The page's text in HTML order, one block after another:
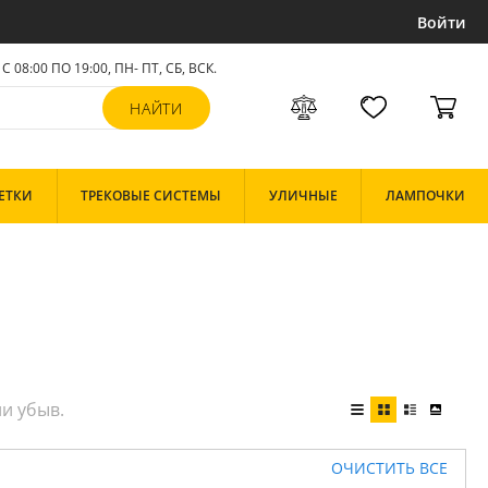
Войти
С 08:00 ПО 19:00, ПН- ПТ, СБ, ВСК.
ТРЕКОВЫЕ СИСТЕМЫ УЛИЧНЫЕ ЛАМПОЧКИ
ОЧИСТИТЬ ВСЕ